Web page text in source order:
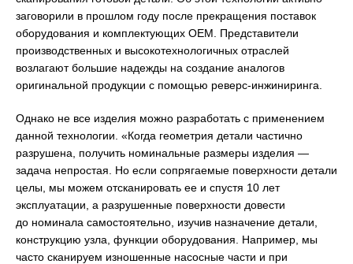
заговорили в прошлом году после прекращения поставок
оборудования и комплектующих OEM. Представители
производственных и высокотехнологичных отраслей
возлагают большие надежды на создание аналогов
оригинальной продукции с помощью реверс-инжиниринга.
Однако не все изделия можно разработать с применением
данной технологии. «Когда геометрия детали частично
разрушена, получить номинальные размеры изделия —
задача непростая. Но если сопрягаемые поверхности детали
целы, мы можем отсканировать ее и спустя 10 лет
эксплуатации, а разрушенные поверхности довести
до номинала самостоятельно, изучив назначение детали,
конструкцию узла, функции оборудования. Например, мы
часто сканируем изношенные насосные части и при